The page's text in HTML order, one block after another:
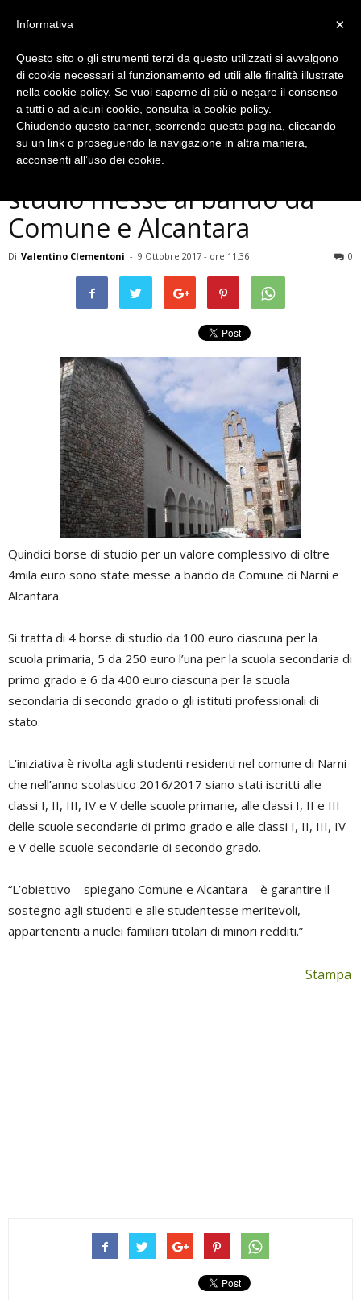
Cronaca
Narni, quindici borse di
studio messe al bando da
Comune e Alcantara
Di Valentino Clementoni - 9 Ottobre 2017 - ore 11:36 0
Quindici borse di studio per un valore complessivo di oltre
4mila euro sono state messe a bando da Comune di Narni e
Alcantara.
Si tratta di 4 borse di studio da 100 euro ciascuna per la
scuola primaria, 5 da 250 euro l’una per la scuola secondaria di
primo grado e 6 da 400 euro ciascuna per la scuola
secondaria di secondo grado o gli istituti professionali di
stato.
L’iniziativa è rivolta agli studenti residenti nel comune di Narni
che nell’anno scolastico 2016/2017 siano stati iscritti alle
classi I, II, III, IV e V delle scuole primarie, alle classi I, II e III
delle scuole secondarie di primo grado e alle classi I, II, III, IV
e V delle scuole secondarie di secondo grado.
“L’obiettivo – spiegano Comune e Alcantara – è garantire il
sostegno agli studenti e alle studentesse meritevoli,
appartenenti a nuclei familiari titolari di minori redditi.”
Stampa
×
Informativa
Questo sito o gli strumenti terzi da questo utilizzati si avvalgono
di cookie necessari al funzionamento ed utili alle finalità illustrate
nella cookie policy. Se vuoi saperne di più o negare il consenso
a tutti o ad alcuni cookie, consulta la cookie policy.
Chiudendo questo banner, scorrendo questa pagina, cliccando
su un link o proseguendo la navigazione in altra maniera,
acconsenti all’uso dei cookie.